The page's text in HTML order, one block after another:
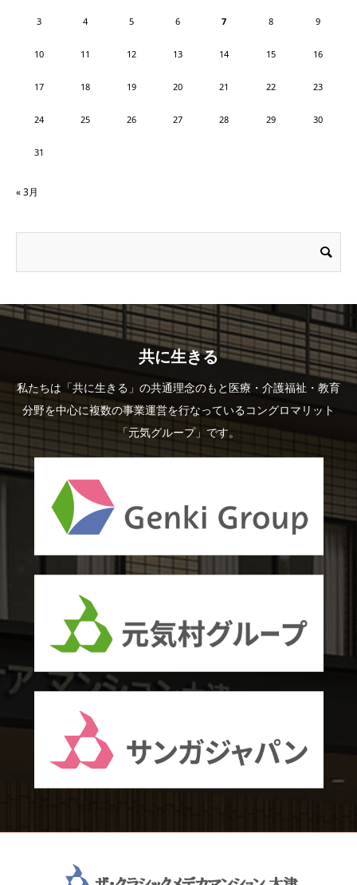
3 4 5 6 7 8 9
10 11 12 13 14 15 16
17 18 19 20 21 22 23
24 25 26 27 28 29 30
31
« 3月
共に生きる
私たちは「共に生きる」の共通理念のもと医療・介護福祉・教育
分野を中心に複数の事業運営を行なっているコングロマリット
「元気グループ」です。